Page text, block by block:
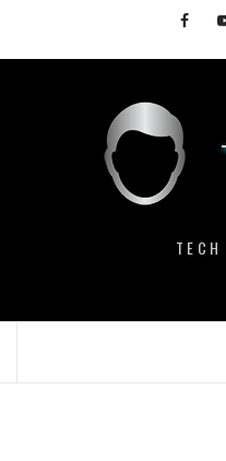
content